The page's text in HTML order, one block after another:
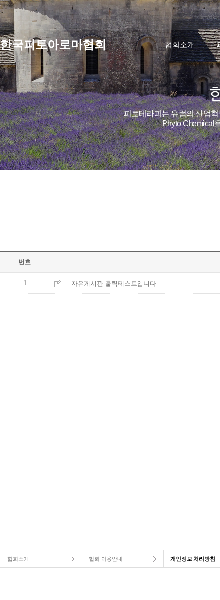
한국피토아로마협회 협회소개
피토테라피는 유럽의 산업
Phyto Chemical
번호
1 자유게시판 출력테스트입니다
협회소개 협회 이용안내 개인정보 처리방침